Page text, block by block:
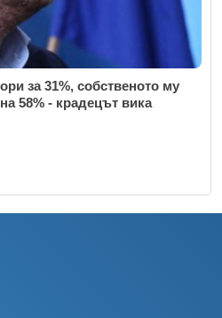
за 31%, собственото му
58% - крадецът вика